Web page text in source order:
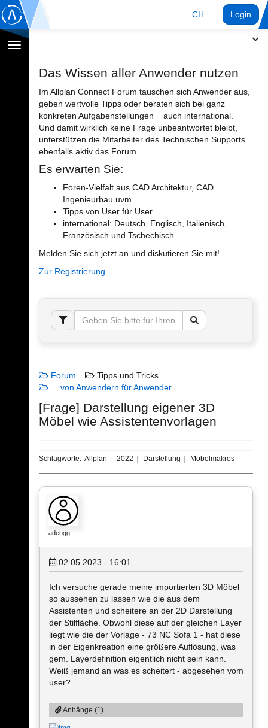
CH Login
Navigation
Das Wissen aller Anwender nutzen
Im Allplan Connect Forum tauschen sich Anwender aus,
geben wertvolle Tipps oder beraten sich bei ganz
konkreten Aufgabenstellungen − auch international.
Und damit wirklich keine Frage unbeantwortet bleibt,
unterstützen die Mitarbeiter des Technischen Supports
ebenfalls aktiv das Forum.
Es erwarten Sie:
Foren-Vielfalt aus CAD Architektur, CAD
Ingenieurbau uvm.
Tipps von User für User
international: Deutsch, Englisch, Italienisch,
Französisch und Tschechisch
Melden Sie sich jetzt an und diskutieren Sie mit!
Zur Registrierung
Forum
Tipps und Tricks
... von Anwendern für Anwender
[Frage] Darstellung eigener 3D
Möbel wie Assistentenvorlagen
Schlagworte: Allplan 2022 Darstellung Möbelmakros
adengg
02.05.2023 - 16:01
Ich versuche gerade meine importierten 3D Möbel
so aussehen zu lassen wie die aus dem
Assistenten und scheitere an der 2D Darstellung
der Stilfläche. Obwohl diese auf der gleichen Layer
liegt wie die der Vorlage - 73 NC Sofa 1 - hat diese
in der Eigenkreation eine größere Auflösung, was
gem. Layerdefinition eigentlich nicht sein kann.
Weiß jemand an was es scheitert - abgesehen vom
user?
Anhänge (1)